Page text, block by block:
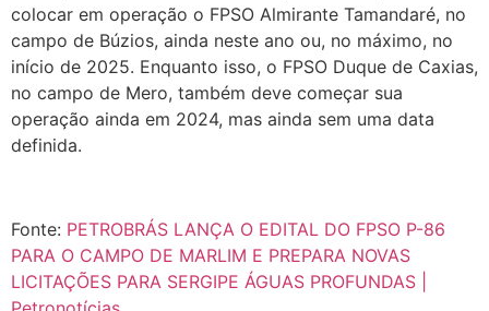
colocar em operação o FPSO Almirante Tamandaré, no
campo de Búzios, ainda neste ano ou, no máximo, no
início de 2025. Enquanto isso, o FPSO Duque de Caxias,
no campo de Mero, também deve começar sua
operação ainda em 2024, mas ainda sem uma data
definida.
Fonte: PETROBRÁS LANÇA O EDITAL DO FPSO P-86
PARA O CAMPO DE MARLIM E PREPARA NOVAS
LICITAÇÕES PARA SERGIPE ÁGUAS PROFUNDAS |